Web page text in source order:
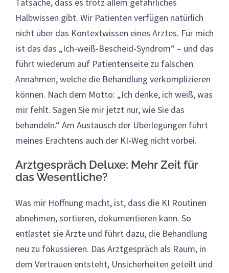
Halbwissen gibt. Wir Patienten verfügen natürlich
nicht über das Kontextwissen eines Arztes. Für mich
ist das das „Ich-weiß-Bescheid-Syndrom“ – und das
führt wiederum auf Patientenseite zu falschen
Annahmen, welche die Behandlung verkomplizieren
können. Nach dem Motto: „Ich denke, ich weiß, was
mir fehlt. Sagen Sie mir jetzt nur, wie Sie das
behandeln.“ Am Austausch der Überlegungen führt
meines Erachtens auch der KI-Weg nicht vorbei.
Arztgespräch Deluxe: Mehr Zeit für
das Wesentliche?
Was mir Hoffnung macht, ist, dass die KI Routinen
abnehmen, sortieren, dokumentieren kann. So
entlastet sie Ärzte und führt dazu, die Behandlung
neu zu fokussieren. Das Arztgespräch als Raum, in
dem Vertrauen entsteht, Unsicherheiten geteilt und